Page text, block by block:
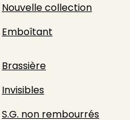
Nouvelle collection
Emboîtant
Brassière
Invisibles
S.G. non rembourrés